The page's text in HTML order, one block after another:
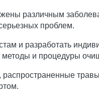
различным
проблем.
и разработать
методы и процедуры